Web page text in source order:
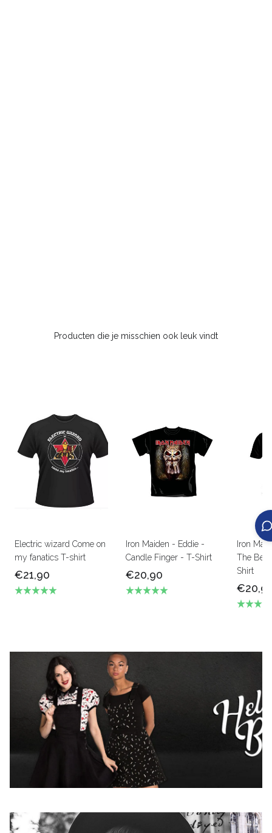
Producten die je misschien ook leuk vindt
Electric wizard Come on
my fanatics T-shirt
€21,90
Iron Maiden - Eddie -
Candle Finger - T-Shirt
€20,90
Iron
The
Shirt